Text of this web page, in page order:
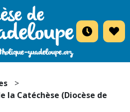
la Catéchèse (Diocèse de